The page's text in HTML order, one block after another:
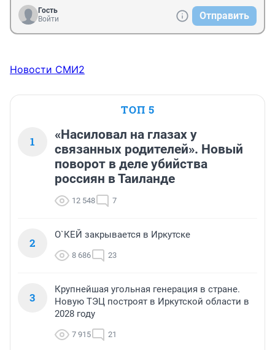
Гость
Войти
Отправить
Новости СМИ2
ТОП 5
1
«Насиловал на глазах у
связанных родителей». Новый
поворот в деле убийства
россиян в Таиланде
12 548 7
2
О`КЕЙ закрывается в Иркутске
8 686 23
3
Крупнейшая угольная генерация в стране.
Новую ТЭЦ построят в Иркутской области в
2028 году
7 915 21